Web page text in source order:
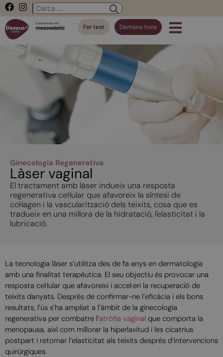
Fer test Demana hora
Ginecologia Regenerativa
Làser vaginal
El tractament amb làser indueix una resposta
regenerativa cel·lular que afavoreix la síntesi de
col·lagen i la vascularització dels teixits, cosa que es
tradueix en una millora de la hidratació, l'elasticitat i la
lubricació.
La tecnologia làser s’utilitza des de fa anys en dermatologia
amb una finalitat terapèutica. El seu objectiu és provocar una
resposta cel·lular que afavoreixi i accel·eri la recuperació de
teixits danyats. Després de confirmar-ne l’eficàcia i els bons
resultats, l’ús s’ha ampliat a l’àmbit de la ginecologia
regenerativa per combatre l’atròfia vaginal que comporta la
menopausa, així com millorar la hiperlaxitud i les cicatrius
postpart i retornar l’elasticitat als teixits després d’intervencions
quirúrgiques.